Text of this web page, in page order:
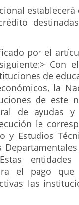
por el
Con
de
la
de este
de ayudas
le
y Estudios
entidades
el pago
las